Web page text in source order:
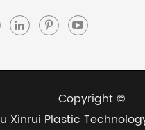
Copyright ©
Xinrui Plastic